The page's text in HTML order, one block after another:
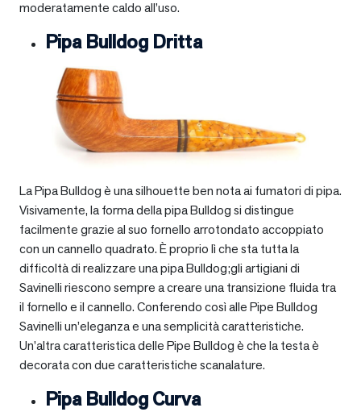
moderatamente caldo all’uso.
Pipa Bulldog Dritta
La Pipa Bulldog è una silhouette ben nota ai fumatori di pipa.
Visivamente, la forma della pipa Bulldog si distingue
facilmente grazie al suo fornello arrotondato accoppiato
con un cannello quadrato. È proprio lì che sta tutta la
difficoltà di realizzare una pipa Bulldog;gli artigiani di
Savinelli riescono sempre a creare una transizione fluida tra
il fornello e il cannello. Conferendo così alle Pipe Bulldog
Savinelli un’eleganza e una semplicità caratteristiche.
Un’altra caratteristica delle Pipe Bulldog è che la testa è
decorata con due caratteristiche scanalature.
Pipa Bulldog Curva